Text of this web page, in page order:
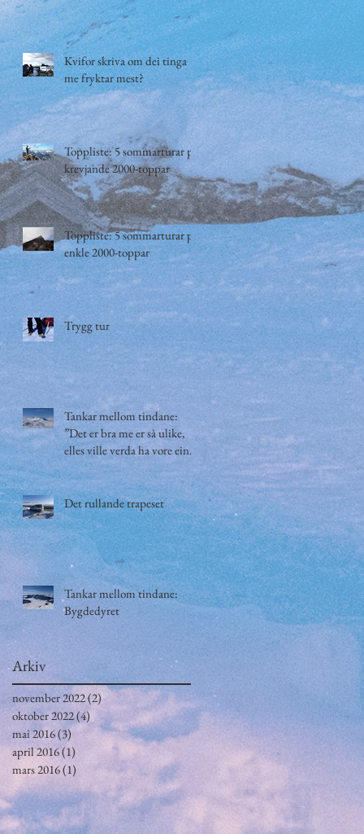
Kvifor skriva om dei tinga
me fryktar mest?
Toppliste: 5 sommarturar på
krevjande 2000-toppar
Toppliste: 5 sommarturar på
enkle 2000-toppar
Trygg tur
Tankar mellom tindane:
”Det er bra me er så ulike,
elles ville verda ha vore ein
kjedeleg plass.”
Det rullande trapeset
Tankar mellom tindane:
Bygdedyret
Arkiv
november 2022(2)2 innlegg
oktober 2022(4) 4 innlegg
mai 2016(3) 3 innlegg
april 2016(1) 1 innlegg
mars 2016(1) 1 innlegg